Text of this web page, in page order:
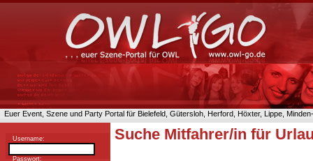
Euer Event, Szene und Party Portal für Bielefeld, Gütersloh, Herford, Höxter, Lippe,
Username:
Passwort:
Suche Mitfahrer/in für